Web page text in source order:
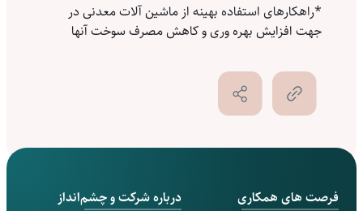
*راهکارهای استفاده بهینه از ماشین آلات معدنی در
جهت افزایش بهره وری و کاهش مصرف سوخت آنها
فرصت های همکاری درباره شرکت و چشم‌انداز